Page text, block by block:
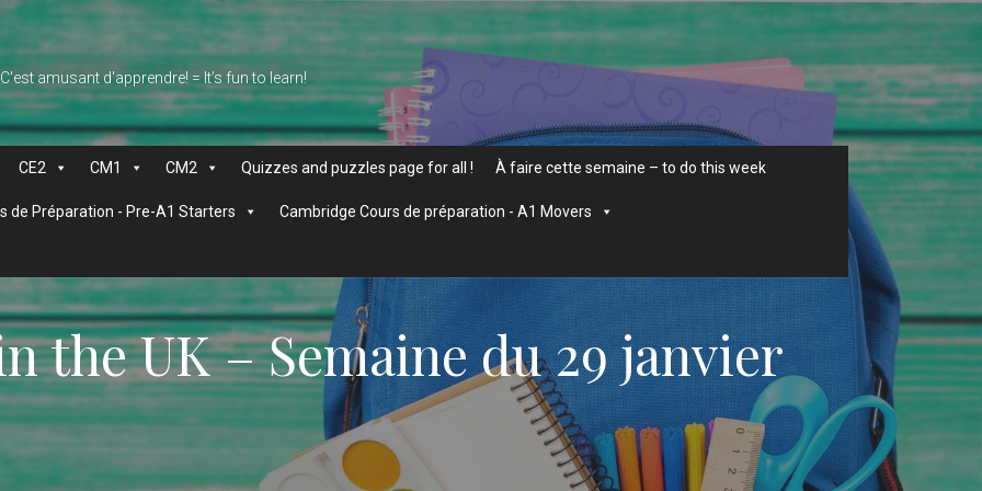
amusant d'apprendre! = It’s fun to learn!
CE2 CM1 CM2 Quizzes and puzzles page for all ! À faire cette semaine – to do this week
de Préparation - Pre-A1 Starters Cambridge Cours de préparation - A1 Movers
the UK – Semaine du 29 janvier